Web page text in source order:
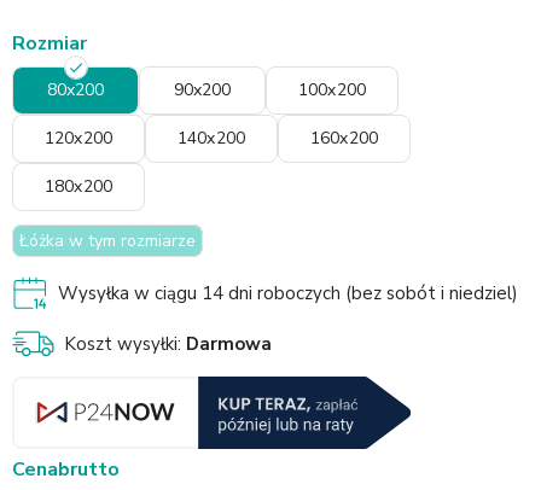
Rozmiar
80x200 90x200 100x200
120x200 140x200 160x200
180x200
Łóżka w tym rozmiarze
Wysyłka w ciągu 14 dni roboczych (bez sobót i niedziel)
Koszt wysyłki: Darmowa
Cenabrutto